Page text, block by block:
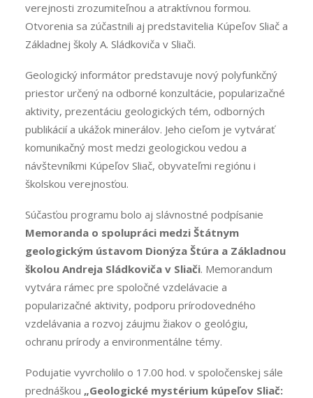
verejnosti zrozumiteľnou a atraktívnou formou.
Otvorenia sa zúčastnili aj predstavitelia Kúpeľov Sliač a
Základnej školy A. Sládkoviča v Sliači.
Geologický informátor predstavuje nový polyfunkčný
priestor určený na odborné konzultácie, popularizačné
aktivity, prezentáciu geologických tém, odborných
publikácií a ukážok minerálov. Jeho cieľom je vytvárať
komunikačný most medzi geologickou vedou a
návštevníkmi Kúpeľov Sliač, obyvateľmi regiónu i
školskou verejnosťou.
Súčasťou programu bolo aj slávnostné podpísanie
Memoranda o spolupráci medzi Štátnym
geologickým ústavom Dionýza Štúra a Základnou
školou Andreja Sládkoviča v Sliači. Memorandum
vytvára rámec pre spoločné vzdelávacie a
popularizačné aktivity, podporu prírodovedného
vzdelávania a rozvoj záujmu žiakov o geológiu,
ochranu prírody a environmentálne témy.
Podujatie vyvrcholilo o 17.00 hod. v spoločenskej sále
prednáškou „Geologické mystérium kúpeľov Sliač: